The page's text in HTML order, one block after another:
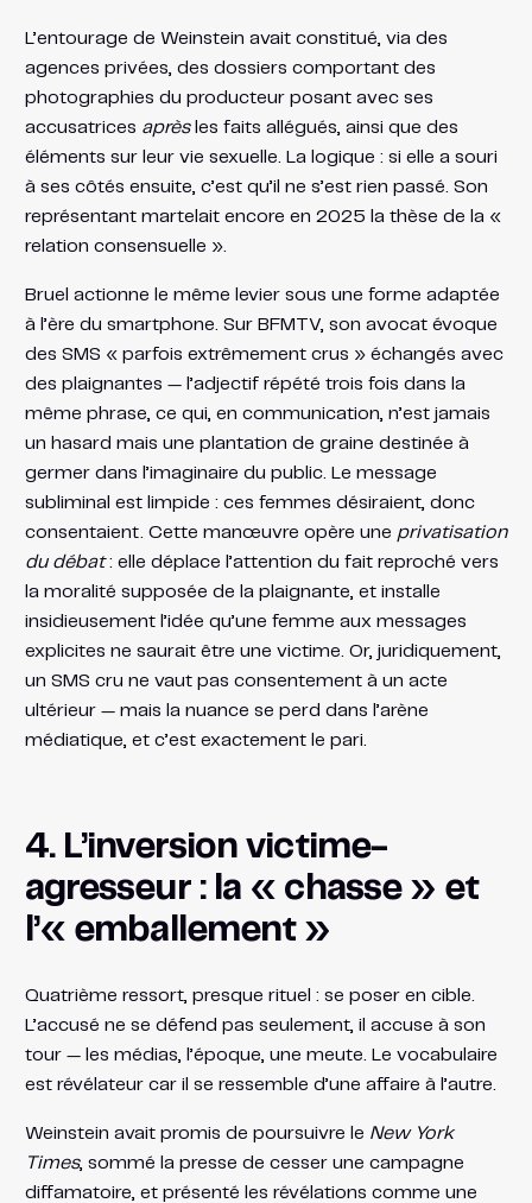
L’entourage de Weinstein avait constitué, via des
agences privées, des dossiers comportant des
photographies du producteur posant avec ses
accusatrices aprèsles faits allégués, ainsi que des
éléments sur leur vie sexuelle. La logique : si elle a souri
à ses côtés ensuite, c’est qu’il ne s’est rien passé. Son
représentant martelait encore en 2025 la thèse de la «
relation consensuelle ».
Bruel actionne le même levier sous une forme adaptée
à l’ère du smartphone. Sur BFMTV, son avocat évoque
des SMS « parfois extrêmement crus » échangés avec
des plaignantes — l’adjectif répété trois fois dans la
même phrase, ce qui, en communication, n’est jamais
un hasard mais une plantation de graine destinée à
germer dans l’imaginaire du public. Le message
subliminal est limpide : ces femmes désiraient, donc
consentaient. Cette manœuvre opère une privatisation
du débat: elle déplace l’attention du fait reproché vers
la moralité supposée de la plaignante, et installe
insidieusement l’idée qu’une femme aux messages
explicites ne saurait être une victime. Or, juridiquement,
un SMS cru ne vaut pas consentement à un acte
ultérieur — mais la nuance se perd dans l’arène
médiatique, et c’est exactement le pari.
4. L’inversion victime-
agresseur : la « chasse » et
l’« emballement »
Quatrième ressort, presque rituel : se poser en cible.
L’accusé ne se défend pas seulement, il accuse à son
tour — les médias, l’époque, une meute. Le vocabulaire
est révélateur car il se ressemble d’une affaire à l’autre.
Weinstein avait promis de poursuivre le New York
Times, sommé la presse de cesser une campagne
diffamatoire, et présenté les révélations comme une